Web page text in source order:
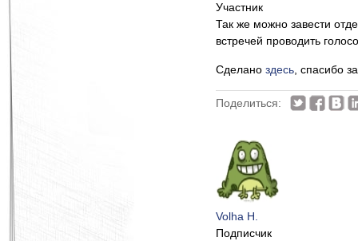
Участник
Так же можно завести
встречей проводить
Сделано здесь , спасибо
Поделиться:
Volha H.
Подписчик